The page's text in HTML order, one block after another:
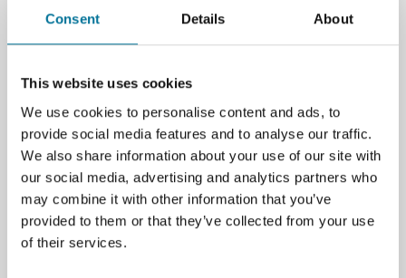
Consent Details About
This website uses cookies
We use cookies to personalise content and ads, to
provide social media features and to analyse our traffic.
We also share information about your use of our site with
our social media, advertising and analytics partners who
may combine it with other information that you’ve
provided to them or that they’ve collected from your use
of their services.
Artikelnummer : 101218
79,73 € inkl. MwSt.
Zum Warenkorb hinzufügen